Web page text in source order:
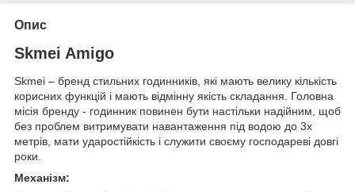
Опис
Skmei Amigo
Skmei – бренд стильних годинників, які мають велику кількість
корисних функцій і мають відмінну якість складання. Головна
місія бренду - годинник повинен бути настільки надійним, щоб
без проблем витримувати навантаження під водою до 3х
метрів, мати ударостійкість і служити своєму господареві довгі
роки.
Механізм: